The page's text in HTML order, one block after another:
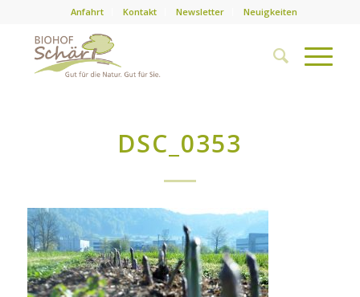
Anfahrt Kontakt Newsletter Neuigkeiten
DSC_0353